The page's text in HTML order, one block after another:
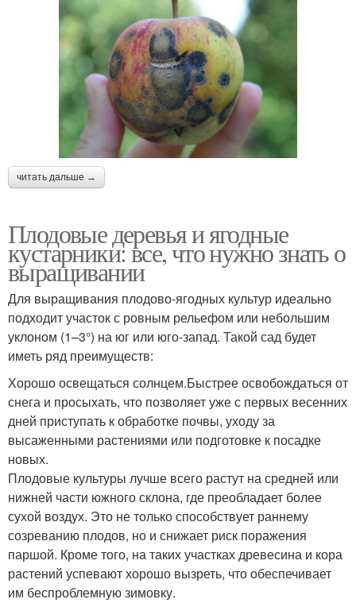
читать дальше →
Плодовые деревья и ягодные
кустарники: все, что нужно знать о
выращивании
Для выращивания плодово-ягодных культур идеально
подходит участок с ровным рельефом или небольшим
уклоном (1–3°) на юг или юго-запад. Такой сад будет
иметь ряд преимуществ:
Хорошо освещаться солнцем.Быстрее освобождаться от
снега и просыхать, что позволяет уже с первых весенних
дней приступать к обработке почвы, уходу за
высаженными растениями или подготовке к посадке
новых.
Плодовые культуры лучше всего растут на средней или
нижней части южного склона, где преобладает более
сухой воздух. Это не только способствует раннему
созреванию плодов, но и снижает риск поражения
паршой. Кроме того, на таких участках древесина и кора
растений успевают хорошо вызреть, что обеспечивает
им беспроблемную зимовку.